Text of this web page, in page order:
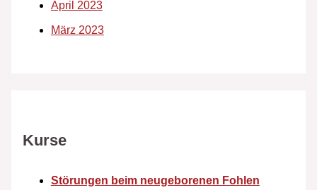
April 2023
März 2023
Kurse
Störungen beim neugeborenen Fohlen